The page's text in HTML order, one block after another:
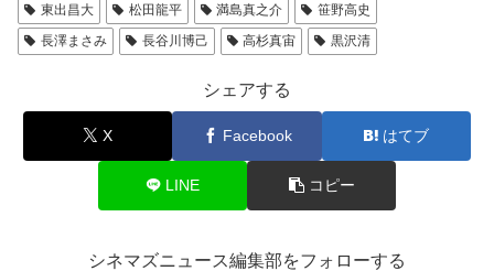
東出昌大
松田龍平 満島真之介
笹野高史
長澤まさみ
長谷川博己 高杉真宙 黒沢清
シェアする
X Facebook はてブ
LINE コピー
シネマズニュース編集部をフォローする